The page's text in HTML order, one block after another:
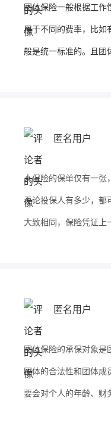
团体保险一般根据工
用于不同的费率，比如
般是统一标准的。且团
匿名用户
人保险的保单仅有一
无论投保人有多少，都
大致相同，保险凭证上
匿名用户
团体保险的承保对象
团体的合法性和团体成
要会对个人的年龄、财